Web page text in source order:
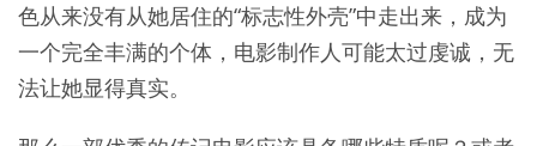
色从来没有从她居住的“标志性外壳”中走出来，成为
一个完全丰满的个体，电影制作人可能太过虔诚，无
法让她显得真实。